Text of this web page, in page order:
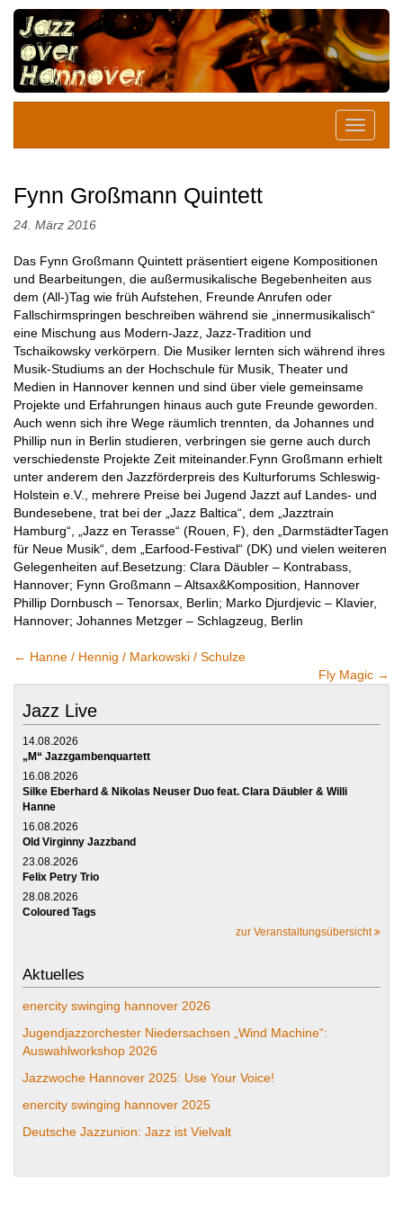
Fynn Großmann Quintett
24. März 2016
Das Fynn Großmann Quintett präsentiert eigene Kompositionen
und Bearbeitungen, die außermusikalische Begebenheiten aus
dem (All-)Tag wie früh Aufstehen, Freunde Anrufen oder
Fallschirmspringen beschreiben während sie „innermusikalisch“
eine Mischung aus Modern-Jazz, Jazz-Tradition und
Tschaikowsky verkörpern. Die Musiker lernten sich während ihres
Musik-Studiums an der Hochschule für Musik, Theater und
Medien in Hannover kennen und sind über viele gemeinsame
Projekte und Erfahrungen hinaus auch gute Freunde geworden.
Auch wenn sich ihre Wege räumlich trennten, da Johannes und
Phillip nun in Berlin studieren, verbringen sie gerne auch durch
verschiedenste Projekte Zeit miteinander.Fynn Großmann erhielt
unter anderem den Jazzförderpreis des Kulturforums Schleswig-
Holstein e.V., mehrere Preise bei Jugend Jazzt auf Landes- und
Bundesebene, trat bei der „Jazz Baltica“, dem „Jazztrain
Hamburg“, „Jazz en Terasse“ (Rouen, F), den „DarmstädterTagen
für Neue Musik“, dem „Earfood-Festival“ (DK) und vielen weiteren
Gelegenheiten auf.Besetzung: Clara Däubler – Kontrabass,
Hannover; Fynn Großmann – Altsax&Komposition, Hannover
Phillip Dornbusch – Tenorsax, Berlin; Marko Djurdjevic – Klavier,
Hannover; Johannes Metzger – Schlagzeug, Berlin
← Hanne / Hennig / Markowski / Schulze
Fly Magic →
Jazz Live
14.08.2026
„M“ Jazzgambenquartett
16.08.2026
Silke Eberhard & Nikolas Neuser Duo feat. Clara Däubler & Willi
Hanne
16.08.2026
Old Virginny Jazzband
23.08.2026
Felix Petry Trio
28.08.2026
Coloured Tags
zur Veranstaltungsübersicht
Aktuelles
enercity swinging hannover 2026
Jugendjazzorchester Niedersachsen „Wind Machine“:
Auswahlworkshop 2026
Jazzwoche Hannover 2025: Use Your Voice!
enercity swinging hannover 2025
Deutsche Jazzunion: Jazz ist Vielvalt